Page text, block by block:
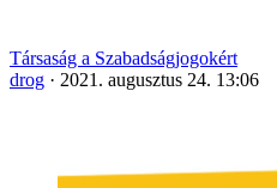
Társaság a Szabadságjogokért
drog · 2021. augusztus 24. 13:06